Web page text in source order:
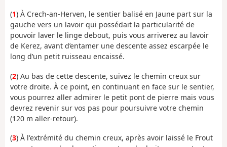
(1) À Crech-an-Herven, le sentier balisé en Jaune part sur la
gauche vers un lavoir qui possédait la particularité de
pouvoir laver le linge debout, puis vous arriverez au lavoir
de Kerez, avant d’entamer une descente assez escarpée le
long d’un petit ruisseau encaissé.
(2) Au bas de cette descente, suivez le chemin creux sur
votre droite. À ce point, en continuant en face sur le sentier,
vous pourrez aller admirer le petit pont de pierre mais vous
devrez revenir sur vos pas pour poursuivre votre chemin
(120 m aller-retour).
(3) À l'extrémité du chemin creux, après avoir laissé le Frout